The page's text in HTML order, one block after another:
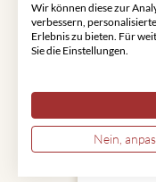
Wir können diese zur
verbessern,
Erlebnis zu bieten. Für
Sie die Einstellungen.
Nein,